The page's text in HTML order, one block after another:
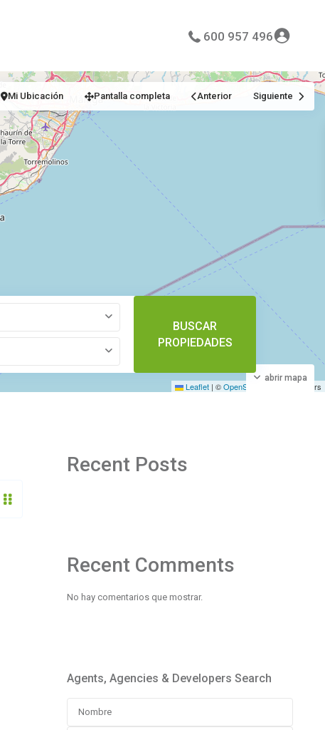
600 957 496
Leaflet | ©OpenStreetMap contributors
abrir mapa
Mi Ubicación Pantalla completa Anterior Siguiente
BUSCAR
PROPIEDADES
Recent Posts
Recent Comments
No hay comentarios que mostrar.
Agents, Agencies & Developers Search